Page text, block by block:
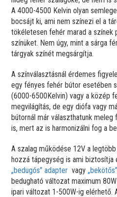
A 4000-4500 Kelvin olyan
bocsájt ki, ami nem színezi el a
tökéletesen fehér marad a színek
színüket. Nem úgy, mint a sárga
tárgyak színét megsárgítja.
A színválasztásnál érdemes
egy fényes fehér bútor esetében
(6000-6500Kelvin) vagy a közép
megvilágítás, de egy diófa vagy
bútornál már választhatunk
is, mert az is harmonizálni fog a
A szalag működése 12V a
hozzá tápegység is ami biztosítja
„bedugós” adapter vagy
bedugható változat maximum
ipari változat 1-500W-ig elérhető.